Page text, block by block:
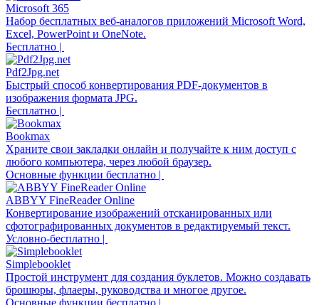
Microsoft 365
Набор бесплатных веб-аналогов приложений Microsoft Word,
Excel, PowerPoint и OneNote.
Бесплатно |
Pdf2Jpg.net
Быстрый способ конвертирования PDF-документов в
изображения формата JPG.
Бесплатно |
Bookmax
Храните свои закладки онлайн и получайте к ним доступ с
любого компьютера, через любой браузер.
Основные функции бесплатно |
ABBYY FineReader Online
Конвертирование изображений отсканированных или
сфотографированных документов в редактируемый текст.
Условно-бесплатно |
Simplebooklet
Простой инструмент для создания буклетов. Можно создавать
брошюры, флаеры, руководства и многое другое.
Основные функции бесплатно |